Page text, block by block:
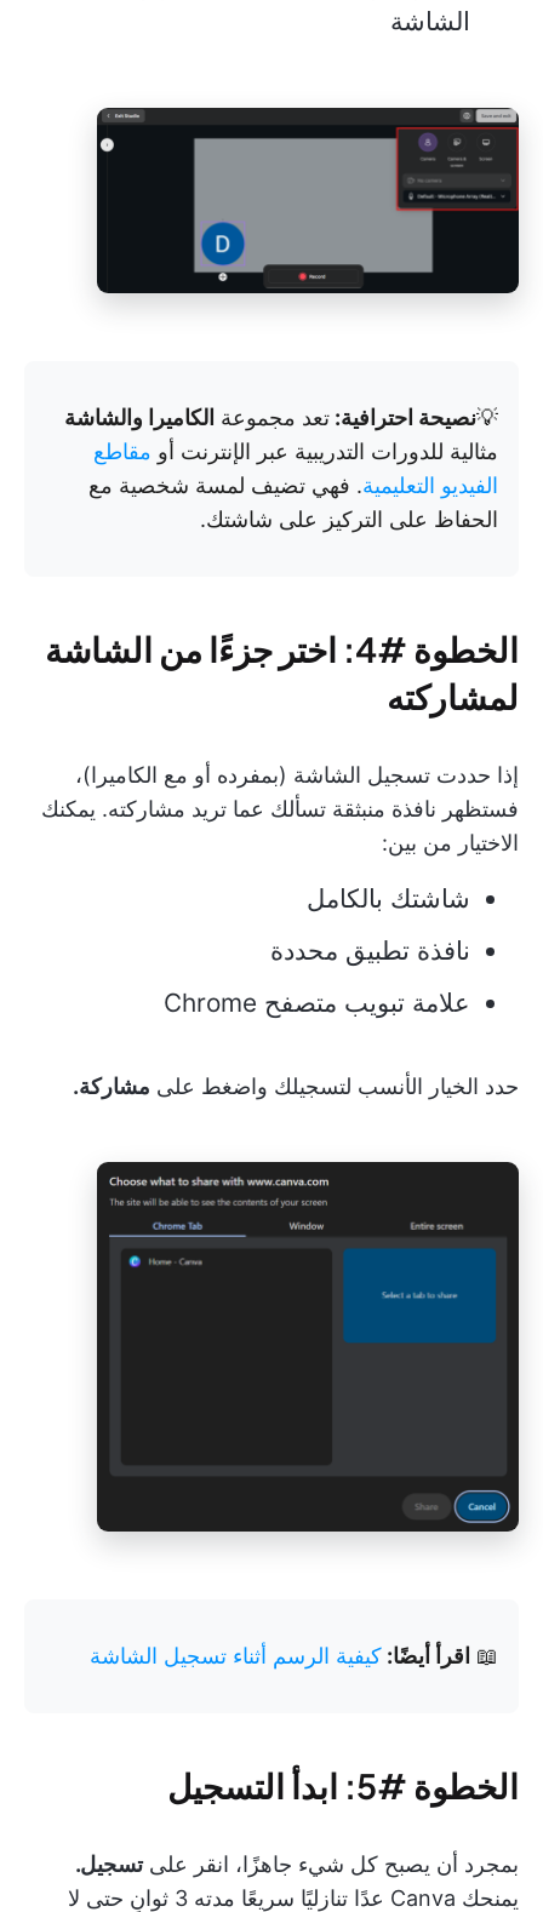
الشاشة
💡نصيحة احترافية: تعد مجموعة الكاميرا والشاشة
مثالية للدورات التدريبية عبر الإنترنت أو مقاطع
الفيديو التعليمية. فهي تضيف لمسة شخصية مع
الحفاظ على التركيز على شاشتك.
الخطوة #4: اختر جزءًا من الشاشة
لمشاركته
إذا حددت تسجيل الشاشة (بمفرده أو مع الكاميرا)،
فستظهر نافذة منبثقة تسألك عما تريد مشاركته. يمكنك
الاختيار من بين:
شاشتك بالكامل
نافذة تطبيق محددة
علامة تبويب متصفح Chrome
حدد الخيار الأنسب لتسجيلك واضغط على مشاركة.
📖 اقرأ أيضًا: كيفية الرسم أثناء تسجيل الشاشة
الخطوة #5: ابدأ التسجيل
بمجرد أن يصبح كل شيء جاهزًا، انقر علىتسجيل.
يمنحك Canva عدًا تنازليًا سريعًا مدته 3 ثوانٍ حتى لا